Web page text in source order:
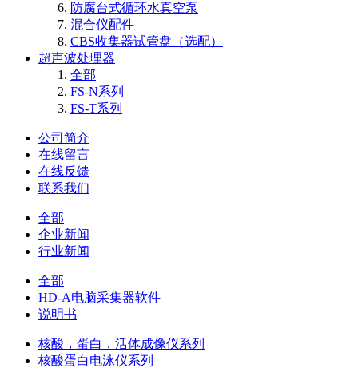
防腐台式循环水真空泵
混合仪配件
CBS收集器试管盘（选配）
超声波处理器
全部
FS-N系列
FS-T系列
公司简介
在线留言
在线反馈
联系我们
全部
企业新闻
行业新闻
全部
HD-A电脑采集器软件
说明书
核酸，蛋白，活体成像仪系列
核酸蛋白电泳仪系列